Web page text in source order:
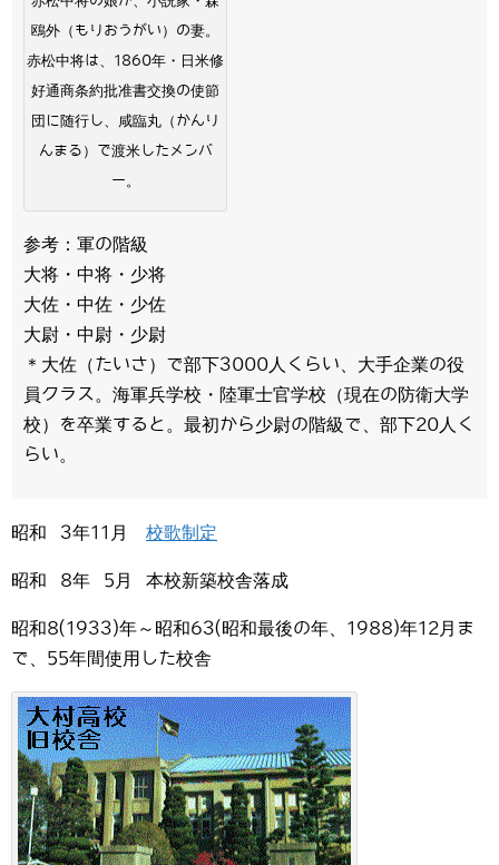
鴎外（もりおうがい）の妻。
赤松中将は、1860年・日米修
好通商条約批准書交換の使節
団に随行し、咸臨丸（かんり
んまる）で渡米したメンバ
ー。
参考：軍の階級
大将・中将・少将
大佐・中佐・少佐
大尉・中尉・少尉
＊大佐（たいさ）で部下3000人くらい、大手企業の役
員クラス。海軍兵学校・陸軍士官学校（現在の防衛大学
校）を卒業すると。最初から少尉の階級で、部下20人く
らい。
昭和 3年11月 校歌制定
昭和 8年 5月 本校新築校舎落成
昭和8(1933)年～昭和63(昭和最後の年、1988)年12月ま
で、55年間使用した校舎